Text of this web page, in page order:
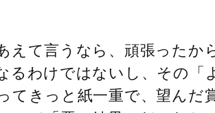
えて言うなら、頑張ったか
るわけではないし、その「
てきっと紙一重で、望んだ